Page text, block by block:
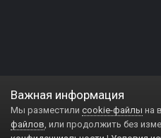
Важная информация
Мы разместили cookie-файлы на
файлов, или продолжить без